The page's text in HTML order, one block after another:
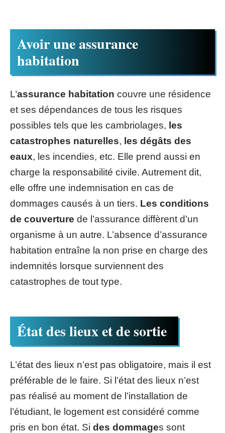
Avoir une assurance
habitation
L’assurance habitation couvre une résidence
et ses dépendances de tous les risques
possibles tels que les cambriolages, les
catastrophes naturelles, les dégâts des
eaux, les incendies, etc. Elle prend aussi en
charge la responsabilité civile. Autrement dit,
elle offre une indemnisation en cas de
dommages causés à un tiers. Les conditions
de couverture de l’assurance diffèrent d’un
organisme à un autre. L’absence d’assurance
habitation entraîne la non prise en charge des
indemnités lorsque surviennent des
catastrophes de tout type.
État des lieux et de sortie
L’état des lieux n’est pas obligatoire, mais il est
préférable de le faire. Si l’état des lieux n’est
pas réalisé au moment de l’installation de
l’étudiant, le logement est considéré comme
pris en bon état. Si des dommages sont